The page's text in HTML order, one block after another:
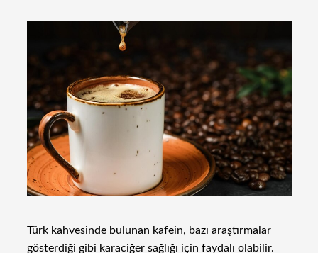
Türk kahvesinde bulunan kafein, bazı araştırmalar
gösterdiği gibi karaciğer sağlığı için faydalı olabilir.